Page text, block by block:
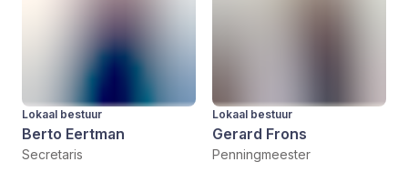
Lokaal bestuur
Berto Eertman
Secretaris
Lokaal bestuur
Gerard Frons
Penningmeester